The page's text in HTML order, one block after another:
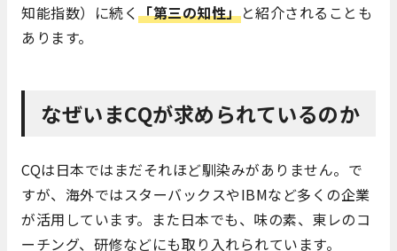
知能指数）に続く 「第三の知性」と紹介されることも
あります。
なぜいまCQが求められているのか
CQは日本ではまだそれほど馴染みがありません。で
すが、海外ではスターバックスやIBMなど多くの企業
が活用しています。また日本でも、味の素、東レのコ
ーチング、研修などにも取り入れられています。